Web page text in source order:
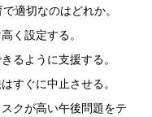
適切なのはどれか。
く設定する。
るように支援する。
すぐに中止させる。
クが高い午後問題をテ